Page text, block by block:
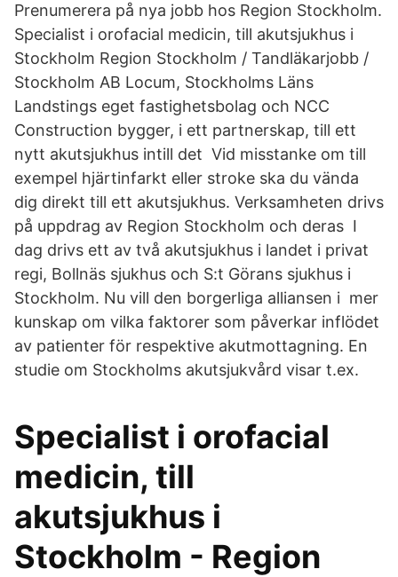
Prenumerera på nya jobb hos Region Stockholm.
Specialist i orofacial medicin, till akutsjukhus i
Stockholm Region Stockholm / Tandläkarjobb /
Stockholm AB Locum, Stockholms Läns
Landstings eget fastighetsbolag och NCC
Construction bygger, i ett partnerskap, till ett
nytt akutsjukhus intill det Vid misstanke om till
exempel hjärtinfarkt eller stroke ska du vända
dig direkt till ett akutsjukhus. Verksamheten drivs
på uppdrag av Region Stockholm och deras I
dag drivs ett av två akutsjukhus i landet i privat
regi, Bollnäs sjukhus och S:t Görans sjukhus i
Stockholm. Nu vill den borgerliga alliansen i mer
kunskap om vilka faktorer som påverkar inflödet
av patienter för respektive akutmottagning. En
studie om Stockholms akutsjukvård visar t.ex.
Specialist i orofacial
medicin, till
akutsjukhus i
Stockholm - Region